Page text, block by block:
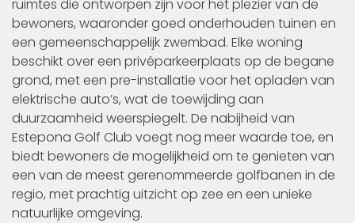
ruimtes die ontworpen zijn voor het plezier van de
bewoners, waaronder goed onderhouden tuinen en
een gemeenschappelijk zwembad. Elke woning
beschikt over een privéparkeerplaats op de begane
grond, met een pre-installatie voor het opladen van
elektrische auto’s, wat de toewijding aan
duurzaamheid weerspiegelt. De nabijheid van
Estepona Golf Club voegt nog meer waarde toe, en
biedt bewoners de mogelijkheid om te genieten van
een van de meest gerenommeerde golfbanen in de
regio, met prachtig uitzicht op zee en een unieke
natuurlijke omgeving.